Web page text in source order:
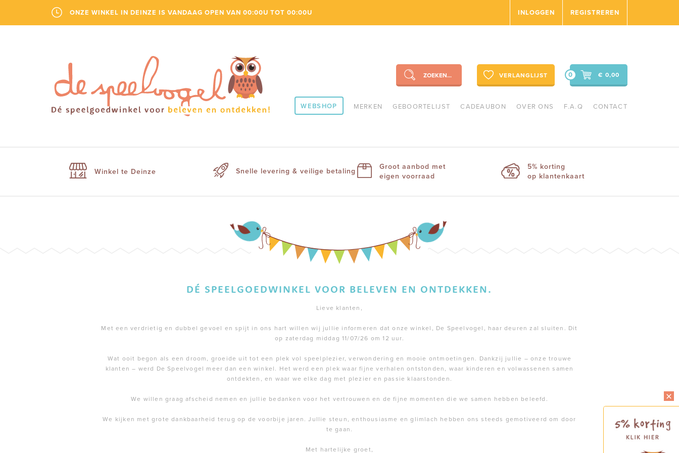
ONZE WINKEL IN DEINZE IS VANDAAG OPEN VAN 00:00U TOT 00:00U INLOGGEN REGISTREREN
ZOEKEN...
SEARCH
VERLANGLIJST € 0,00
0
WEBSHOP MERKEN GEBOORTELIJST CADEAUBON OVER ONS F.A.Q CONTACT
Winkel te Deinze Snelle levering & veilige betaling
Groot aanbod met
eigen voorraad
5% korting
op klantenkaart
DÉ SPEELGOEDWINKEL VOOR BELEVEN EN ONTDEKKEN.
Lieve klanten,
Met een verdrietig en dubbel gevoel en spijt in ons hart willen wij jullie informeren dat onze winkel, De Speelvogel, haar deuren zal sluiten. Dit
op zaterdag middag 11/07/26 om 12 uur.
Wat ooit begon als een droom, groeide uit tot een plek vol speelplezier, verwondering en mooie ontmoetingen. Dankzij jullie – onze trouwe
klanten – werd De Speelvogel meer dan een winkel. Het werd een plek waar fijne verhalen ontstonden, waar kinderen en volwassenen samen
ontdekten, en waar we elke dag met plezier en passie klaarstonden.
We willen graag afscheid nemen en jullie bedanken voor het vertrouwen en de fijne momenten die we samen hebben beleefd.
We kijken met grote dankbaarheid terug op de voorbije jaren. Jullie steun, enthousiasme en glimlach hebben ons steeds gemotiveerd om door
te gaan.
Met hartelijke groet,